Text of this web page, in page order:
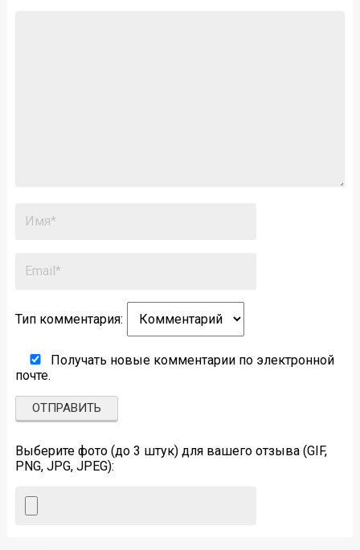
Тип комментария:
Получать новые комментарии по электронной
почте.
Выберите фото (до 3 штук) для вашего отзыва (GIF,
PNG, JPG, JPEG):